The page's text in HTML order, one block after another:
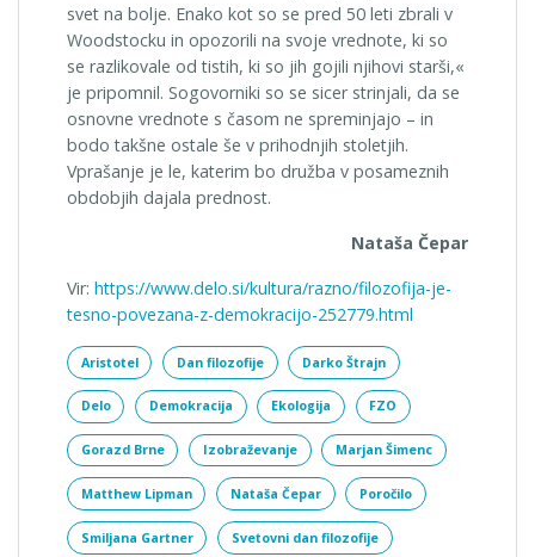
svet na bolje. Enako kot so se pred 50 leti zbrali v
Woodstocku in opozorili na svoje vrednote, ki so
se razlikovale od tistih, ki so jih gojili njihovi starši,«
je pripomnil. Sogovorniki so se sicer strinjali, da se
osnovne vrednote s časom ne spreminjajo – in
bodo takšne ostale še v prihodnjih stoletjih.
Vprašanje je le, katerim bo družba v posameznih
obdobjih dajala prednost.
Nataša Čepar
Vir: https://www.delo.si/kultura/razno/filozofija-je-
tesno-povezana-z-demokracijo-252779.html
Aristotel Dan filozofije Darko Štrajn
Delo Demokracija Ekologija FZO
Gorazd Brne Izobraževanje Marjan Šimenc
Matthew Lipman Nataša Čepar Poročilo
Smiljana Gartner Svetovni dan filozofije